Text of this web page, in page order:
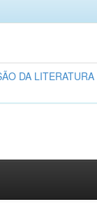
DA LITERATURA